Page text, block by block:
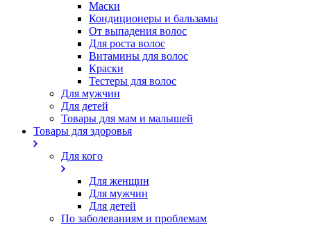
Маски
Кондиционеры и бальзамы
От выпадения волос
Для роста волос
Витамины для волос
Краски
Тестеры для волос
Для мужчин
Для детей
Товары для мам и малышей
Товары для здоровья
Для кого
Для женщин
Для мужчин
Для детей
По заболеваниям и проблемам